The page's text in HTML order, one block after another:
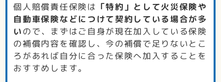
個人賠償責任保険は 「特約」として火災保険や
自動車保険などにつけて契約している場合が多
いので、まずはご自身が現在加入している保険
の補償内容を確認し、今の補償で足りないとこ
ろがあれば自分に合った保険へ加入することを
おすすめします。